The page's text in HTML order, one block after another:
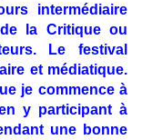
intermédiaire
la Critique ou
Le festival
et médiatique.
je commence à
y participant à
une bonne